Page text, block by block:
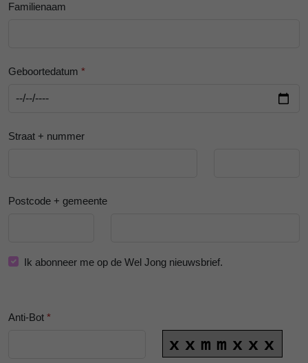
Familienaam
Geboortedatum *
Straat + nummer
Postcode + gemeente
Ik abonneer me op de Wel Jong nieuwsbrief.
Anti-Bot *